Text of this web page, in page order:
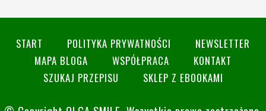
START POLITYKA PRYWATNOŚCI
NEWSLETTER
MAPA BLOGA
WSPÓŁPRACA
KONTAKT
SZUKAJ PRZEPISU
SKLEP Z EBOOKAMI